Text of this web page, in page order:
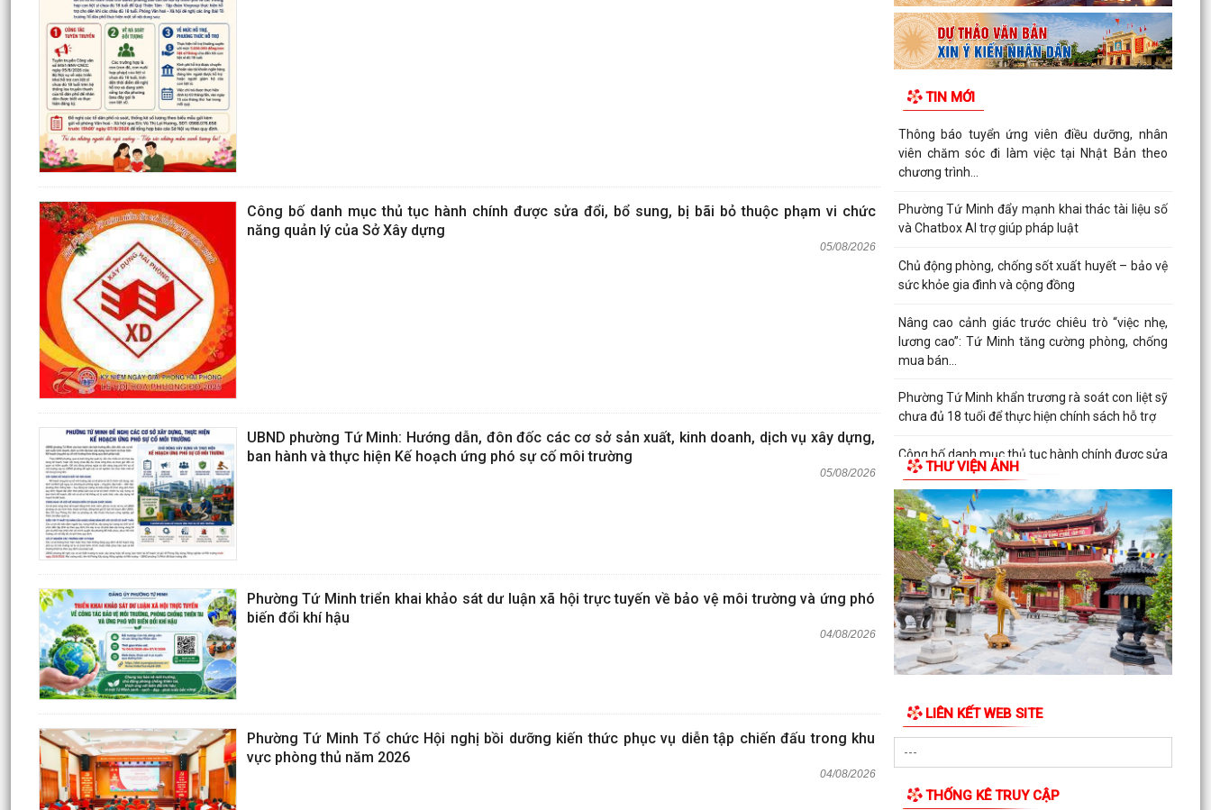
Công bố danh mục thủ tục hành chính được sửa đổi, bổ sung, bị bãi bỏ thuộc phạm vi chức
năng quản lý của Sở Xây dựng
05/08/2026
UBND phường Tứ Minh: Hướng dẫn, đôn đốc các cơ sở sản xuất, kinh doanh, dịch vụ xây dựng,
ban hành và thực hiện Kế hoạch ứng phó sự cố môi trường
05/08/2026
Phường Tứ Minh triển khai khảo sát dư luận xã hội trực tuyến về bảo vệ môi trường và ứng phó
biến đổi khí hậu
04/08/2026
Phường Tứ Minh Tổ chức Hội nghị bồi dưỡng kiến thức phục vụ diễn tập chiến đấu trong khu
vực phòng thủ năm 2026
04/08/2026
TIN MỚI
Thông báo tuyển ứng viên điều dưỡng, nhân
viên chăm sóc đi làm việc tại Nhật Bản theo
chương trình...
Phường Tứ Minh đẩy mạnh khai thác tài liệu số
và Chatbox AI trợ giúp pháp luật
Chủ động phòng, chống sốt xuất huyết – bảo vệ
sức khỏe gia đình và cộng đồng
Nâng cao cảnh giác trước chiêu trò “việc nhẹ,
lương cao”: Tứ Minh tăng cường phòng, chống
mua bán...
Phường Tứ Minh khẩn trương rà soát con liệt sỹ
chưa đủ 18 tuổi để thực hiện chính sách hỗ trợ
Công bố danh mục thủ tục hành chính được sửa
đổi, bổ sung, bị bãi bỏ thuộc phạm vi chức năng
quản...
THƯ VIỆN ẢNH
LIÊN KẾT WEB SITE
THỐNG KÊ TRUY CẬP